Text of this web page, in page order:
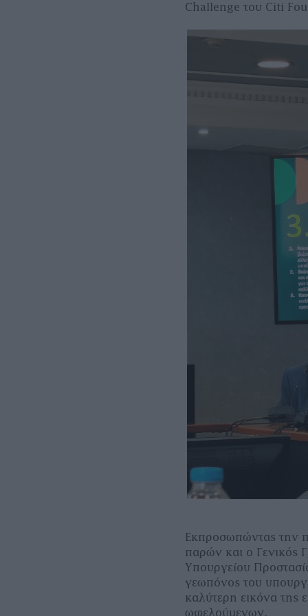
Challenge του Citi
Εκπροσωπώντας την
παρών και ο Γενικός
Υπουργείου
γεωπόνος του
καλύτερη εικόνα της
ωφελούμενων.